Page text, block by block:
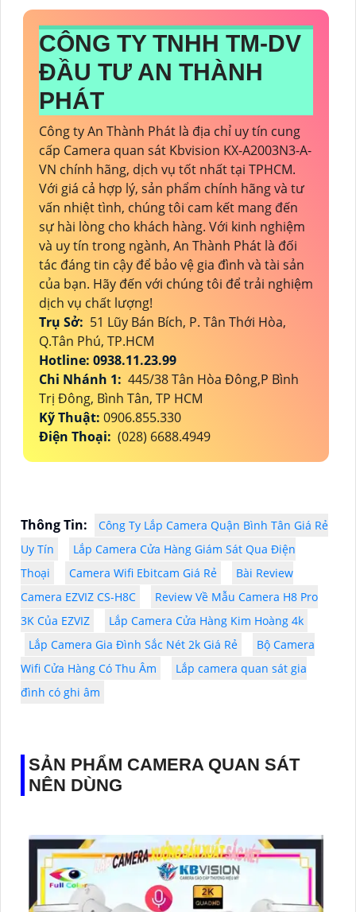
CÔNG TY TNHH TM-DV
ĐẦU TƯ AN THÀNH
PHÁT
Công ty An Thành Phát là địa chỉ uy tín cung
cấp Camera quan sát Kbvision KX-A2003N3-A-
VN chính hãng, dịch vụ tốt nhất tại TPHCM.
Với giá cả hợp lý, sản phẩm chính hãng và tư
vấn nhiệt tình, chúng tôi cam kết mang đến
sự hài lòng cho khách hàng. Với kinh nghiệm
và uy tín trong ngành, An Thành Phát là đối
tác đáng tin cậy để bảo vệ gia đình và tài sản
của bạn. Hãy đến với chúng tôi để trải nghiệm
dịch vụ chất lượng!
Trụ Sở: 51 Lũy Bán Bích, P. Tân Thới Hòa,
Q.Tân Phú, TP.HCM
Hotline: 0938.11.23.99
Chi Nhánh 1: 445/38 Tân Hòa Đông,P Bình
Trị Đông, Bình Tân, TP HCM
Kỹ Thuật: 0906.855.330
Điện Thoại: (028) 6688.4949
Thông Tin:
Công Ty Lắp Camera Quận Bình Tân Giá Rẻ
Uy Tín
Lắp Camera Cửa Hàng Giám Sát Qua Điện
Thoại
Camera Wifi Ebitcam Giá Rẻ
Bài Review
Camera EZVIZ CS-H8C
Review Về Mẫu Camera H8 Pro
3K Của EZVIZ
Lắp Camera Cửa Hàng Kim Hoàng 4k
Lắp Camera Gia Đình Sắc Nét 2k Giá Rẻ
Bộ Camera
Wifi Cửa Hàng Có Thu Âm
Lắp camera quan sát gia
đình có ghi âm
SẢN PHẨM CAMERA QUAN SÁT
NÊN DÙNG